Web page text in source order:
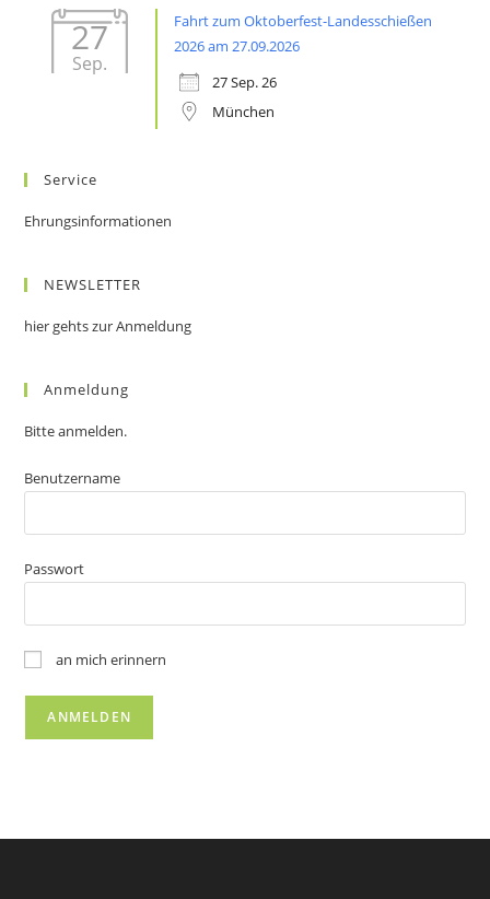
27
Sep.
Fahrt zum Oktoberfest-Landesschießen
2026 am 27.09.2026
27 Sep. 26
München
Service
Ehrungsinformationen
NEWSLETTER
hier gehts zur Anmeldung
Anmeldung
Bitte anmelden.
Benutzername
Passwort
an mich erinnern